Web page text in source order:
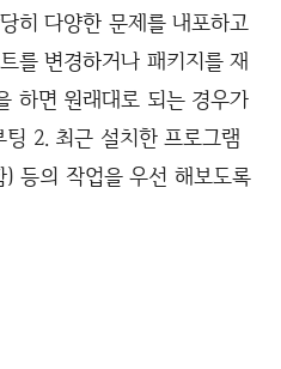
히 다양한 문제를 내포하고
를 변경하거나 패키지를 재
하면 원래대로 되는 경우가
2. 최근 설치한 프로그램
등의 작업을 우선 해보도록